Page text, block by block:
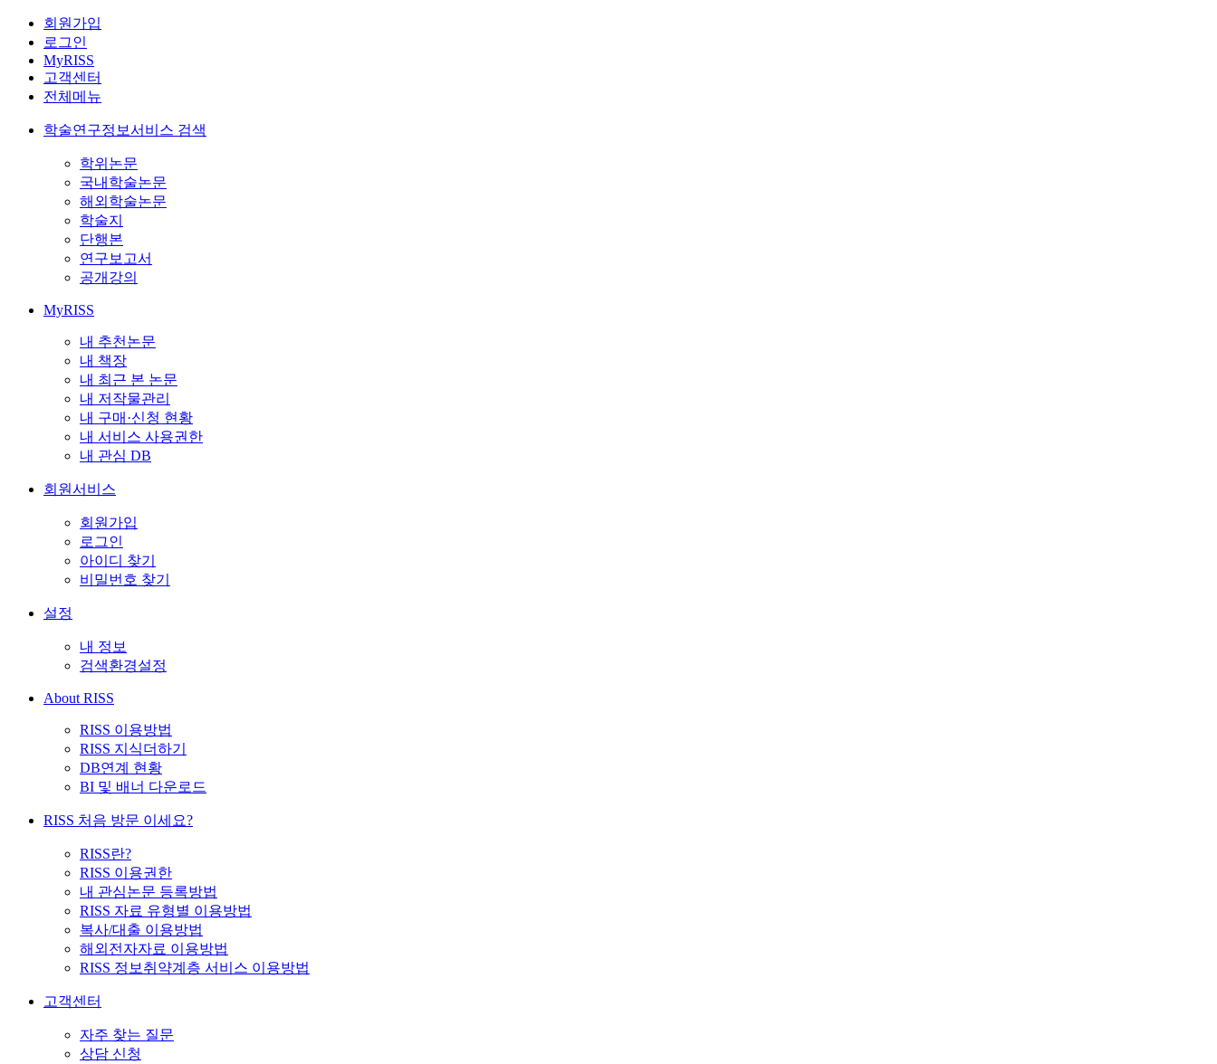
회원가입
로그인
MyRISS
고객센터
전체메뉴
학술연구정보서비스 검색
학위논문
국내학술논문
해외학술논문
학술지
단행본
연구보고서
공개강의
MyRISS
내 추천논문
내 책장
내 최근 본 논문
내 저작물관리
내 구매·신청 현황
내 서비스 사용권한
내 관심 DB
회원서비스
회원가입
로그인
아이디 찾기
비밀번호 찾기
설정
내 정보
검색환경설정
About RISS
RISS 이용방법
RISS 지식더하기
DB연계 현황
BI 및 배너 다운로드
RISS 처음 방문 이세요?
RISS란?
RISS 이용권한
내 관심논문 등록방법
RISS 자료 유형별 이용방법
복사/대출 이용방법
해외전자자료 이용방법
RISS 정보취약계층 서비스 이용방법
고객센터
자주 찾는 질문
상담 신청